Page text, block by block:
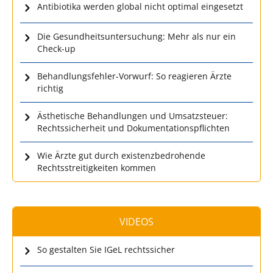
Antibiotika werden global nicht optimal eingesetzt
Die Gesundheitsuntersuchung: Mehr als nur ein
Check-up
Behandlungsfehler-Vorwurf: So reagieren Ärzte
richtig
Ästhetische Behandlungen und Umsatzsteuer:
Rechtssicherheit und Dokumentationspflichten
Wie Ärzte gut durch existenzbedrohende
Rechtsstreitigkeiten kommen
VIDEOS
So gestalten Sie IGeL rechtssicher